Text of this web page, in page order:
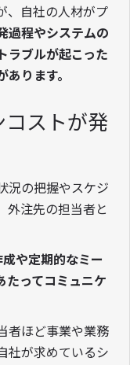
、自社の人材がプ
過程やシステムの
ラブルが起こった
ります。
ストが発
況の把握やスケジ
外注先の担当者と
や定期的なミー
たってコミュニケ
者ほど事業や業務
社が求めているシ